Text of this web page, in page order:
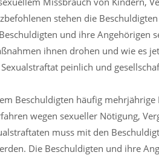
stehen die
und ihre Angehörigen
ihnen drohen und wie es
peinlich und
Beschuldigten häufig
wegen sexueller Nötigung,
muss mit den
Die Beschuldigten und ihre